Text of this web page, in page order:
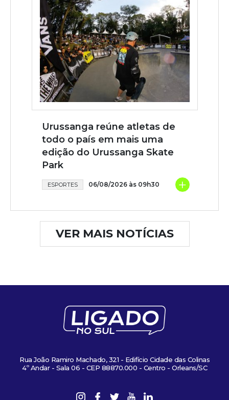
Urussanga reúne atletas de
todo o país em mais uma
edição do Urussanga Skate
Park
ESPORTES 06/08/2026 às 09h30 +
VER MAIS NOTÍCIAS
Rua João Ramiro Machado, 321 - Edifício Cidade das Colinas
4º Andar - Sala 06 - CEP 88870.000 - Centro - Orleans/SC